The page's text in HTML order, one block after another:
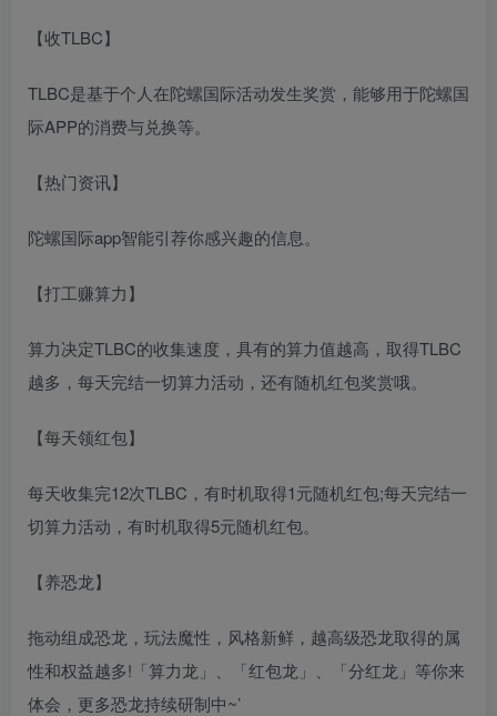
【收TLBC】
TLBC是基于个人在陀螺国际活动发生奖赏，能够用于陀螺国
际APP的消费与兑换等。
【热门资讯】
陀螺国际app智能引荐你感兴趣的信息。
【打工赚算力】
算力决定TLBC的收集速度，具有的算力值越高，取得TLBC
越多，每天完结一切算力活动，还有随机红包奖赏哦。
【每天领红包】
每天收集完12次TLBC，有时机取得1元随机红包;每天完结一
切算力活动，有时机取得5元随机红包。
【养恐龙】
拖动组成恐龙，玩法魔性，风格新鲜，越高级恐龙取得的属
性和权益越多!「算力龙」、「红包龙」、「分红龙」等你来
体会，更多恐龙持续研制中~’